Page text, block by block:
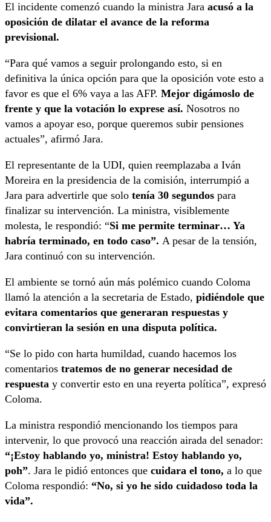
El incidente comenzó cuando la ministra Jara acusó a la
oposición de dilatar el avance de la reforma
previsional.
“Para qué vamos a seguir prolongando esto, si en
definitiva la única opción para que la oposición vote esto a
favor es que el 6% vaya a las AFP. Mejor digámoslo de
frente y que la votación lo exprese así. Nosotros no
vamos a apoyar eso, porque queremos subir pensiones
actuales”, afirmó Jara.
El representante de la UDI, quien reemplazaba a Iván
Moreira en la presidencia de la comisión, interrumpió a
Jara para advertirle que solo tenía 30 segundos para
finalizar su intervención. La ministra, visiblemente
molesta, le respondió: “Si me permite terminar… Ya
habría terminado, en todo caso”. A pesar de la tensión,
Jara continuó con su intervención.
El ambiente se tornó aún más polémico cuando Coloma
llamó la atención a la secretaria de Estado, pidiéndole que
evitara comentarios que generaran respuestas y
convirtieran la sesión en una disputa política.
“Se lo pido con harta humildad, cuando hacemos los
comentarios tratemos de no generar necesidad de
respuesta y convertir esto en una reyerta política”, expresó
Coloma.
La ministra respondió mencionando los tiempos para
intervenir, lo que provocó una reacción airada del senador:
“¡Estoy hablando yo, ministra! Estoy hablando yo,
poh”. Jara le pidió entonces que cuidara el tono, a lo que
Coloma respondió: “No, si yo he sido cuidadoso toda la
vida”.